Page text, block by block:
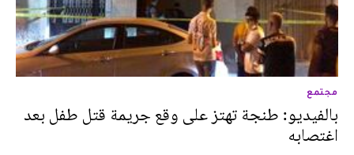
مجتمع
بالفيديو: طنجة تهتز على وقع جريمة قتل طفل بعد
اغتصابه